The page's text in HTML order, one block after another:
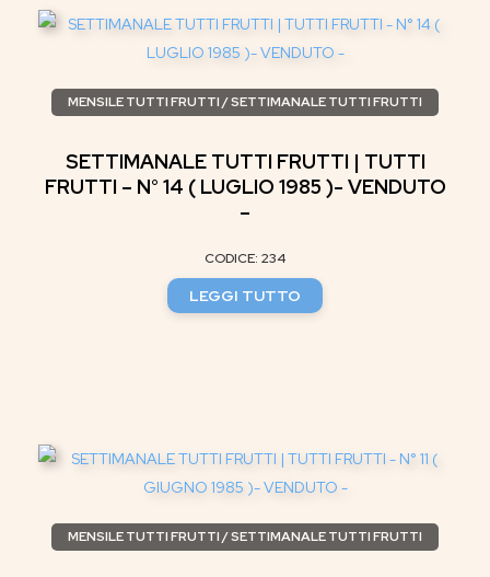
MENSILE TUTTI FRUTTI / SETTIMANALE TUTTI FRUTTI
SETTIMANALE TUTTI FRUTTI | TUTTI
FRUTTI – N° 14 ( LUGLIO 1985 )- VENDUTO
–
CODICE: 234
LEGGI TUTTO
MENSILE TUTTI FRUTTI / SETTIMANALE TUTTI FRUTTI